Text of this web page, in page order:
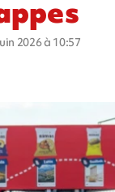
2026 à 10:57